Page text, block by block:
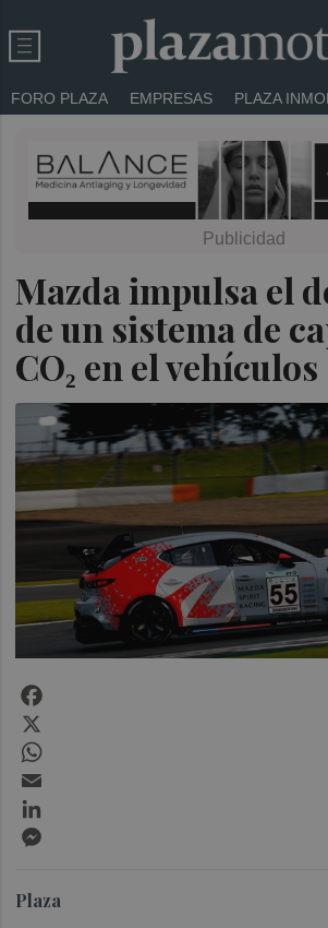
FORO PLAZA EMPRESAS PLAZA
Mazda impulsa el
de un sistema de
CO₂ en el vehículos
Plaza